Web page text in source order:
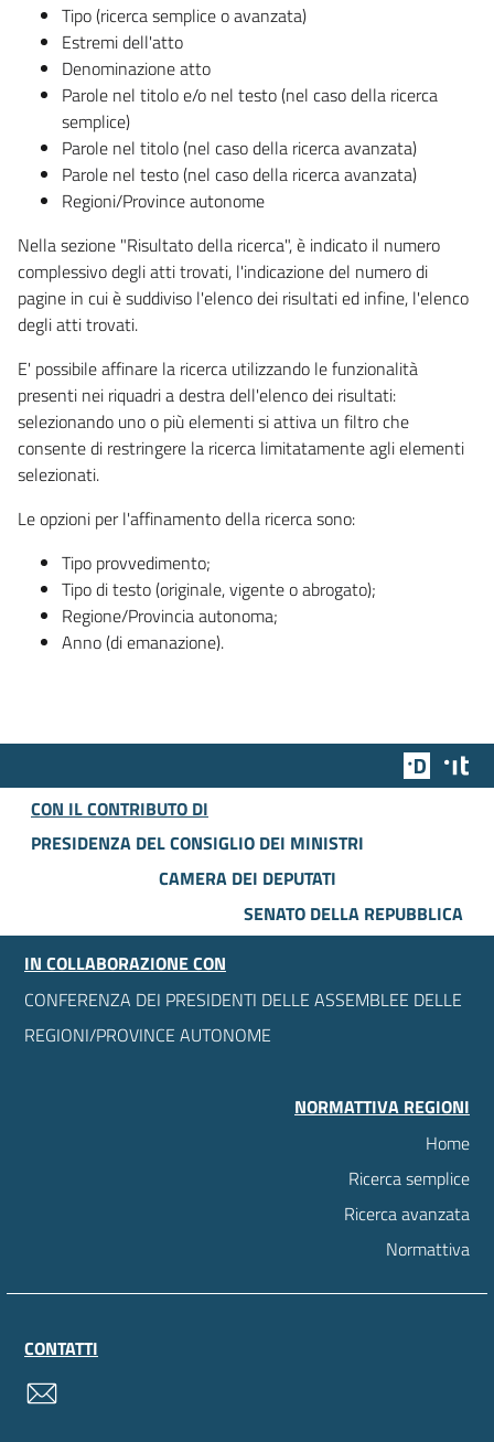
Tipo (ricerca semplice o avanzata)
Estremi dell'atto
Denominazione atto
Parole nel titolo e/o nel testo (nel caso della ricerca
semplice)
Parole nel titolo (nel caso della ricerca avanzata)
Parole nel testo (nel caso della ricerca avanzata)
Regioni/Province autonome
Nella sezione "Risultato della ricerca", è indicato il numero
complessivo degli atti trovati, l'indicazione del numero di
pagine in cui è suddiviso l'elenco dei risultati ed infine, l'elenco
degli atti trovati.
E' possibile affinare la ricerca utilizzando le funzionalità
presenti nei riquadri a destra dell'elenco dei risultati:
selezionando uno o più elementi si attiva un filtro che
consente di restringere la ricerca limitatamente agli elementi
selezionati.
Le opzioni per l'affinamento della ricerca sono:
Tipo provvedimento;
Tipo di testo (originale, vigente o abrogato);
Regione/Provincia autonoma;
Anno (di emanazione).
Team
CON IL CONTRIBUTO DI
PRESIDENZA DEL CONSIGLIO DEI MINISTRI
CAMERA DEI DEPUTATI
SENATO DELLA REPUBBLICA
IN COLLABORAZIONE CON
CONFERENZA DEI PRESIDENTI DELLE ASSEMBLEE DELLE
REGIONI/PROVINCE AUTONOME
NORMATTIVA REGIONI
Home
Ricerca semplice
Ricerca avanzata
Normattiva
CONTATTI